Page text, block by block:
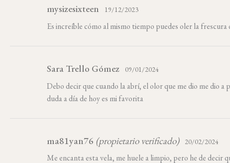
mysizesixteen 19/12/2023
Es increíble cómo al mismo tiempo puedes oler la
Sara Trello Gómez 09/01/2024
Debo decir que cuando la abrí, el olor que me dio me dio
duda a día de hoy es mi favorita
ma81yan76 (propietario verificado) 20/02/2024
Me encanta esta vela, me huele a limpio, pero he de decir